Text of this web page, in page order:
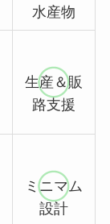
水産物
生産＆販
路支援
ミニマム
設計